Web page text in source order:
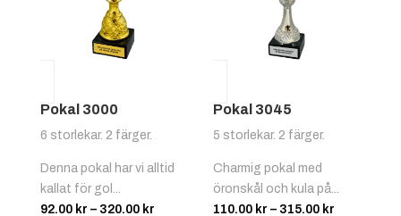
Pokal 3000
6 storlekar. 2 färger.
Denna pokal har vi alltid
kallat för gol...
92.00 kr – 320.00 krPrisintervall:
Pokal 3045
5 storlekar. 2 färger.
Charmig pokal med
öronskål och kula på...
110.00 kr – 315.00 kr